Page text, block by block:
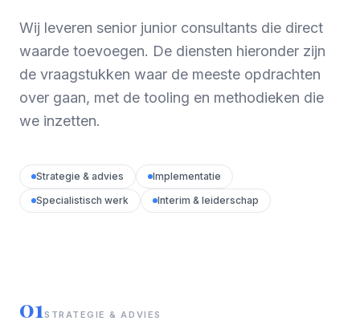
Wij leveren senior junior consultants die direct
waarde toevoegen. De diensten hieronder zijn
de vraagstukken waar de meeste opdrachten
over gaan, met de tooling en methodieken die
we inzetten.
Strategie & advies
Implementatie
Specialistisch werk
Interim & leiderschap
01STRATEGIE & ADVIES